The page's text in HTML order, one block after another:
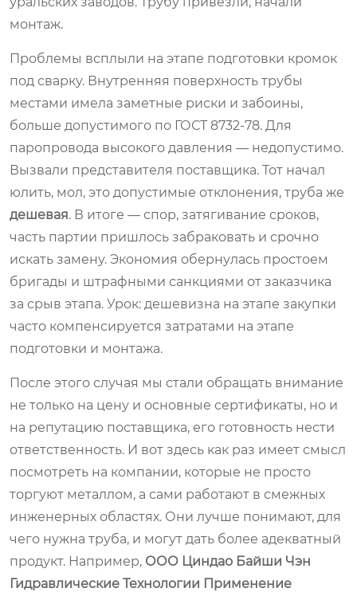
монтаж.
Проблемы всплыли на этапе подготовки кромок
под сварку. Внутренняя поверхность трубы
местами имела заметные риски и забоины,
больше допустимого по ГОСТ 8732-78. Для
паропровода высокого давления — недопустимо.
Вызвали представителя поставщика. Тот начал
юлить, мол, это допустимые отклонения, труба же
дешевая. В итоге — спор, затягивание сроков,
часть партии пришлось забраковать и срочно
искать замену. Экономия обернулась простоем
бригады и штрафными санкциями от заказчика
за срыв этапа. Урок: дешевизна на этапе закупки
часто компенсируется затратами на этапе
подготовки и монтажа.
После этого случая мы стали обращать внимание
не только на цену и основные сертификаты, но и
на репутацию поставщика, его готовность нести
ответственность. И вот здесь как раз имеет смысл
посмотреть на компании, которые не просто
торгуют металлом, а сами работают в смежных
инженерных областях. Они лучше понимают, для
чего нужна труба, и могут дать более адекватный
продукт. Например, ООО Циндао Байши Чэн
Гидравлические Технологии Применение